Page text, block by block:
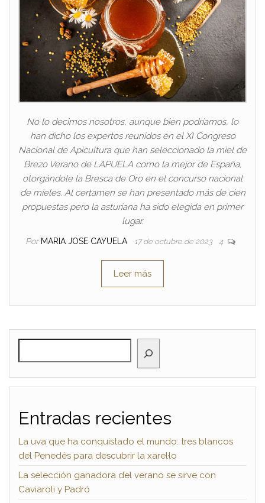
No lo decimos nosotros, aunque bien podríamos, lo
han dicho los expertos reunidos en el XI Congreso
Nacional de Apicultura que han seleccionado la miel de
Brezo Verano de LAPUELA como la mejor de España,
otorgándole la Bresca de Oro en el concurso nacional
de mieles. Al certamen se han presentado más de cien
propuestas pero la asturiana ha sido elegida en primer
lugar.
Por MARIA JOSE CAYUELA 17 de octubre de 2023 4
Leer más
Entradas recientes
La uva que ha conquistado el mundo: tres blancos
del Penedès para descubrir la xarel·lo
La selección ganadora del verano se sirve con
Caviaroli y Padró